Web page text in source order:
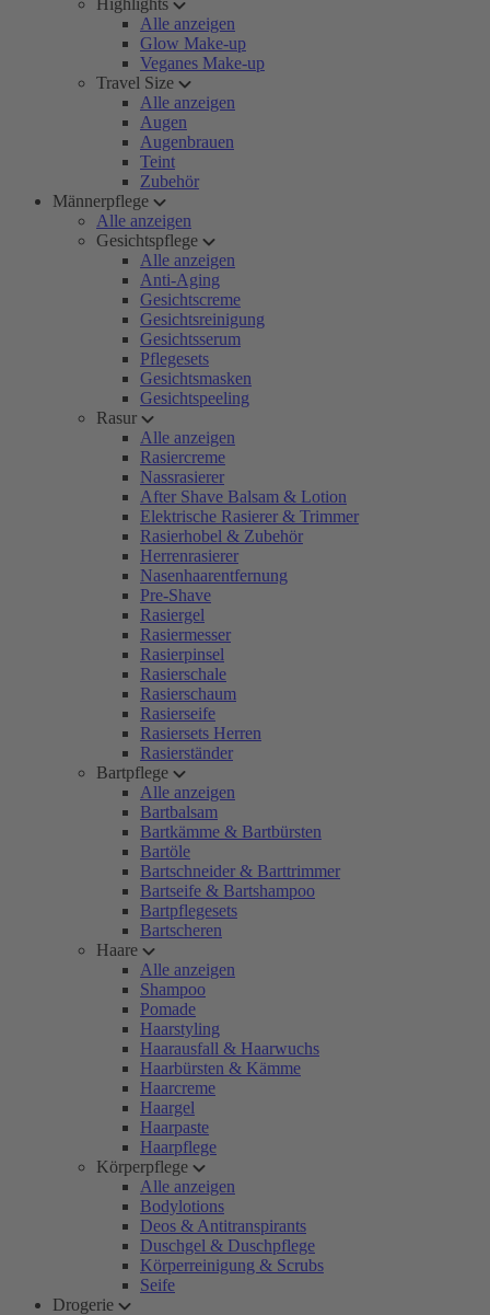
Highlights
Alle anzeigen
Glow Make-up
Veganes Make-up
Travel Size
Alle anzeigen
Augen
Augenbrauen
Teint
Zubehör
Männerpflege
Alle anzeigen
Gesichtspflege
Alle anzeigen
Anti-Aging
Gesichtscreme
Gesichtsreinigung
Gesichtsserum
Pflegesets
Gesichtsmasken
Gesichtspeeling
Rasur
Alle anzeigen
Rasiercreme
Nassrasierer
After Shave Balsam & Lotion
Elektrische Rasierer & Trimmer
Rasierhobel & Zubehör
Herrenrasierer
Nasenhaarentfernung
Pre-Shave
Rasiergel
Rasiermesser
Rasierpinsel
Rasierschale
Rasierschaum
Rasierseife
Rasiersets Herren
Rasierständer
Bartpflege
Alle anzeigen
Bartbalsam
Bartkämme & Bartbürsten
Bartöle
Bartschneider & Barttrimmer
Bartseife & Bartshampoo
Bartpflegesets
Bartscheren
Haare
Alle anzeigen
Shampoo
Pomade
Haarstyling
Haarausfall & Haarwuchs
Haarbürsten & Kämme
Haarcreme
Haargel
Haarpaste
Haarpflege
Körperpflege
Alle anzeigen
Bodylotions
Deos & Antitranspirants
Duschgel & Duschpflege
Körperreinigung & Scrubs
Seife
Drogerie